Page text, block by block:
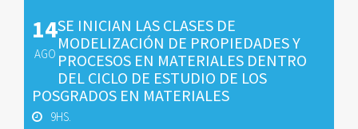
14
AGO
SE INICIAN LAS CLASES DE
MODELIZACIÓN DE PROPIEDADES Y
PROCESOS EN MATERIALES DENTRO
DEL CICLO DE ESTUDIO DE LOS
POSGRADOS EN MATERIALES
9HS.